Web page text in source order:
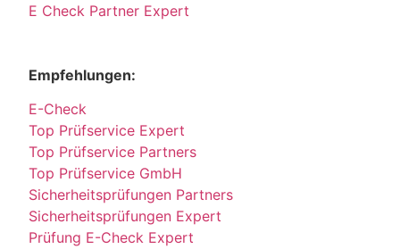
E Check Partner Expert
Empfehlungen:
E-Check
Top Prüfservice Expert
Top Prüfservice Partners
Top Prüfservice GmbH
Sicherheitsprüfungen Partners
Sicherheitsprüfungen Expert
Prüfung E-Check Expert